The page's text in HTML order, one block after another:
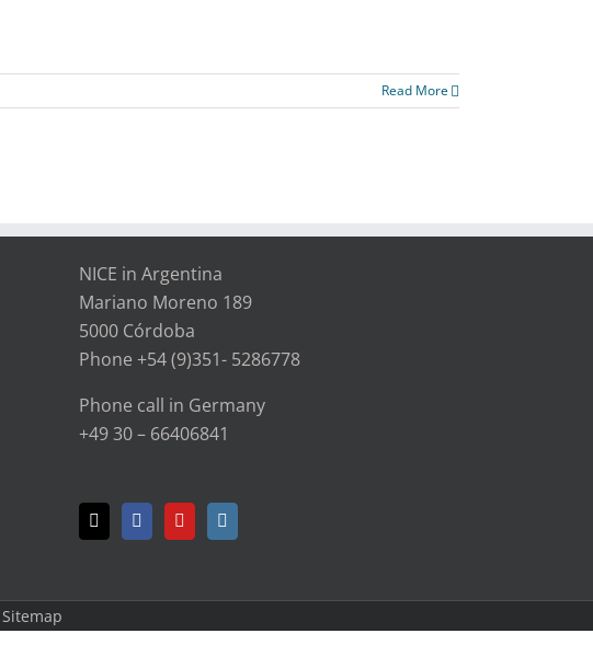
Read More
NICE in Argentina
Mariano Moreno 189
5000 Córdoba
Phone +54 (9)351- 5286778
Phone call in Germany
+49 30 – 66406841
Sitemap